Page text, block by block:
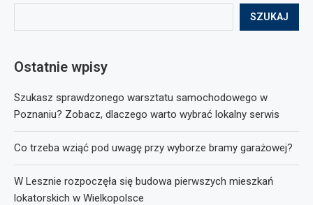
SZUKAJ
Ostatnie wpisy
Szukasz sprawdzonego warsztatu samochodowego w
Poznaniu? Zobacz, dlaczego warto wybrać lokalny serwis
Co trzeba wziąć pod uwagę przy wyborze bramy garażowej?
W Lesznie rozpoczęła się budowa pierwszych mieszkań
lokatorskich w Wielkopolsce